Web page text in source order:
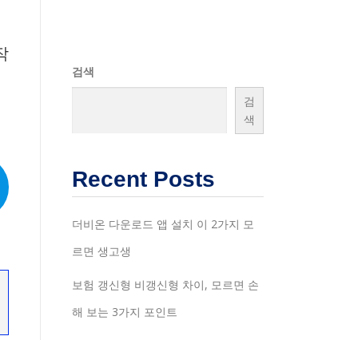
검색
검
색
Recent Posts
더비온 다운로드 앱 설치 이 2가지 모
르면 생고생
보험 갱신형 비갱신형 차이, 모르면 손
해 보는 3가지 포인트